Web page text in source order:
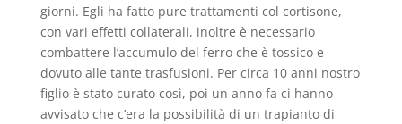
giorni. Egli ha fatto pure trattamenti col cortisone,
con vari effetti collaterali, inoltre è necessario
combattere l’accumulo del ferro che è tossico e
dovuto alle tante trasfusioni. Per circa 10 anni nostro
figlio è stato curato così, poi un anno fa ci hanno
avvisato che c’era la possibilità di un trapianto di